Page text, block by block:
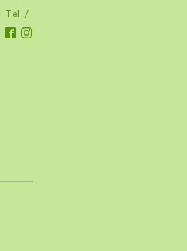
Tel /